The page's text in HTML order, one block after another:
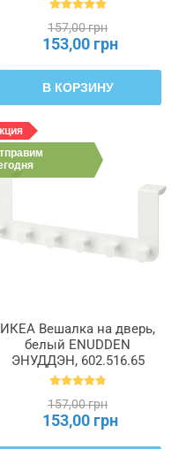
157,00 грн
153,00 грн
В КОРЗИНУ
ИКЕА Вешалка на дверь,
белый ENUDDEN
ЭНУДДЭН, 602.516.65
157,00 грн
153,00 грн